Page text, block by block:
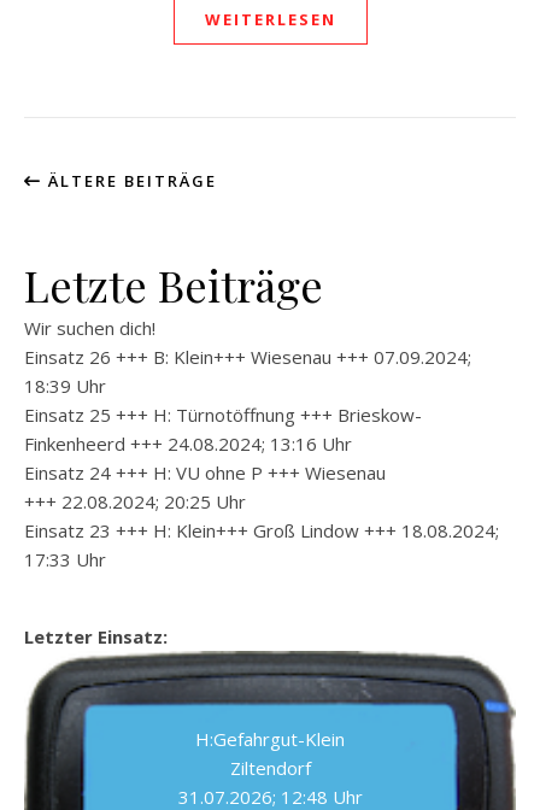
WEITERLESEN
ÄLTERE BEITRÄGE
Letzte Beiträge
Wir suchen dich!
Einsatz 26 +++ B: Klein+++ Wiesenau +++ 07.09.2024;
18:39 Uhr
Einsatz 25 +++ H: Türnotöffnung +++ Brieskow-
Finkenheerd +++ 24.08.2024; 13:16 Uhr
Einsatz 24 +++ H: VU ohne P +++ Wiesenau
+++ 22.08.2024; 20:25 Uhr
Einsatz 23 +++ H: Klein+++ Groß Lindow +++ 18.08.2024;
17:33 Uhr
Letzter Einsatz:
H:Gefahrgut-Klein
Ziltendorf
31.07.2026; 12:48 Uhr